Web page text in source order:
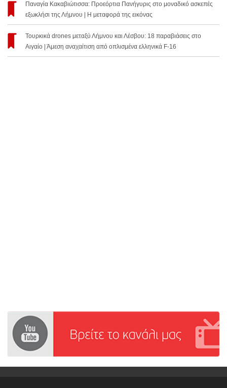
Παναγία Κακαβιώτισσα: Προεόρτια Πανήγυρις στο μοναδικό ασκεπές
εξωκλήσι της Λήμνου | Η μεταφορά της εικόνας
Τουρκικά drones μεταξύ Λήμνου και Λέσβου: 18 παραβιάσεις στο
Αιγαίο | Άμεση αναχαίτιση από οπλισμένα ελληνικά F-16